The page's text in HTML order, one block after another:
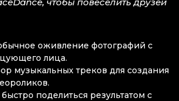
оживление фотографий с
лица.
музыкальных треков для создания
поделиться результатом с